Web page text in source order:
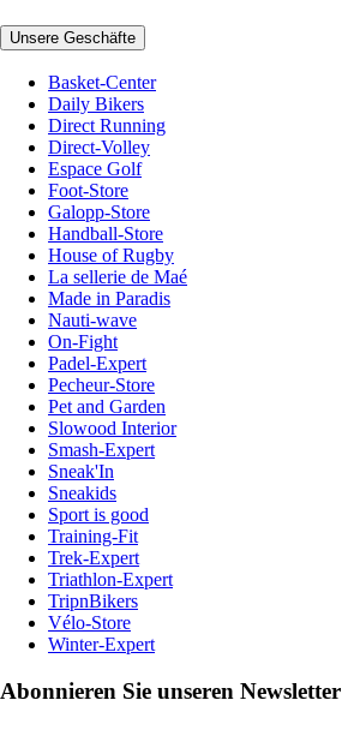
Unsere Geschäfte
Basket-Center
Daily Bikers
Direct Running
Direct-Volley
Espace Golf
Foot-Store
Galopp-Store
Handball-Store
House of Rugby
La sellerie de Maé
Made in Paradis
Nauti-wave
On-Fight
Padel-Expert
Pecheur-Store
Pet and Garden
Slowood Interior
Smash-Expert
Sneak'In
Sneakids
Sport is good
Training-Fit
Trek-Expert
Triathlon-Expert
TripnBikers
Vélo-Store
Winter-Expert
Abonnieren Sie unseren Newsletter